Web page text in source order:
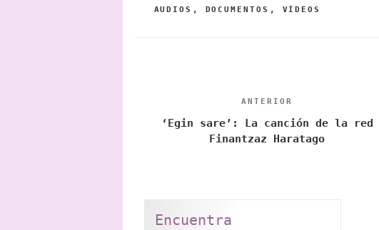
CATEGORÍAS
AUDIOS , DOCUMENTOS , VÍDEOS
entradas
Entrada
anterior:
ANTERIOR
‘Egin sare’: La canción de la red
Finantzaz Haratago
Encuentra